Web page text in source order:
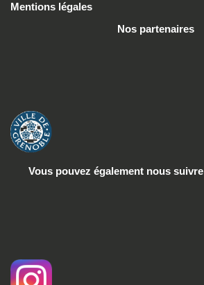
Mentions légales
Nos partenaires
Vous pouvez également nous suivre